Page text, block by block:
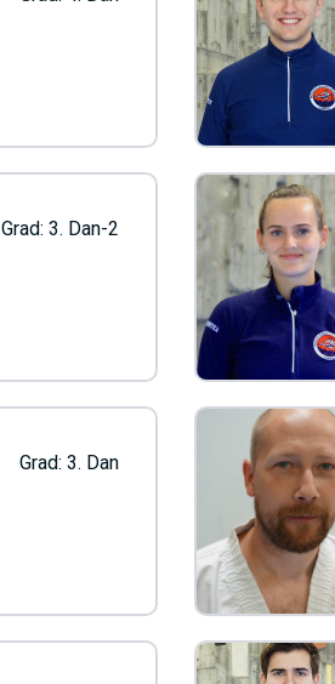
Grad: 3. Dan-2
Grad: 3. Dan